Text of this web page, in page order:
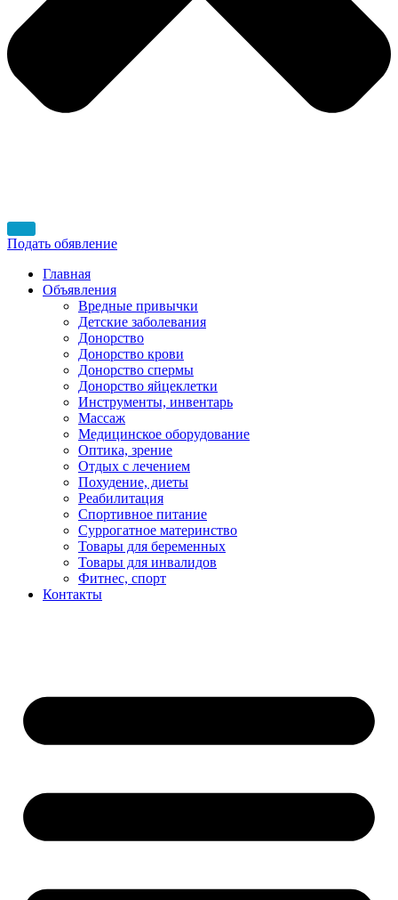
Подать обявление
Главная
Объявления
Вредные привычки
Детские заболевания
Донорство
Донорство крови
Донорство спермы
Донорство яйцеклетки
Инструменты, инвентарь
Массаж
Медицинское оборудование
Оптика, зрение
Отдых с лечением
Похудение, диеты
Реабилитация
Спортивное питание
Суррогатное материнство
Товары для беременных
Товары для инвалидов
Фитнес, спорт
Контакты